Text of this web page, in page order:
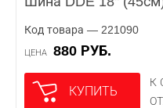
Код товара — 221090
ЦЕНА 880 РУБ.
КУПИТЬ
К